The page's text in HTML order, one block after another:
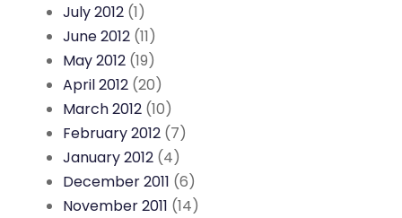
July 2012 (1)
June 2012 (11)
May 2012 (19)
April 2012 (20)
March 2012 (10)
February 2012 (7)
January 2012 (4)
December 2011 (6)
November 2011 (14)